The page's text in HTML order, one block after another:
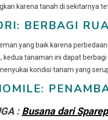
karena tanah di sekitarnya
BERBAGI
yang baik karena
, kedua tanaman ini dapat
kondisi tanam yang
: Busana dari